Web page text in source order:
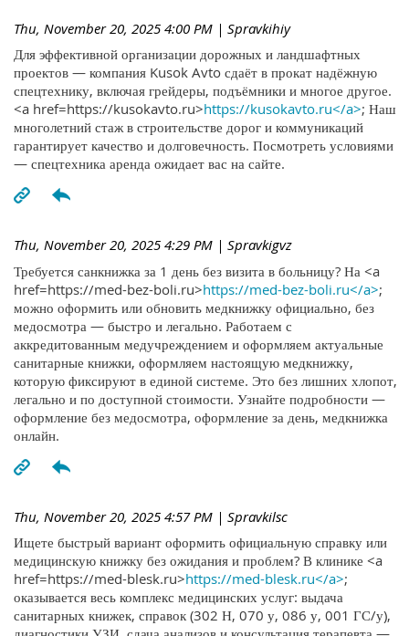
Thu, November 20, 2025 4:00 PM | Spravkihiy
Для эффективной организации дорожных и ландшафтных
проектов — компания Kusok Avto сдаёт в прокат надёжную
спецтехнику, включая грейдеры, подъёмники и многое другое.
<a href=https://kusokavto.ru>https://kusokavto.ru</a>; Наш
многолетний стаж в строительстве дорог и коммуникаций
гарантирует качество и долговечность. Посмотреть условиями
— спецтехника аренда ожидает вас на сайте.
Thu, November 20, 2025 4:29 PM | Spravkigvz
Требуется санкнижка за 1 день без визита в больницу? На <a
href=https://med-bez-boli.ru>https://med-bez-boli.ru</a>;
можно оформить или обновить медкнижку официально, без
медосмотра — быстро и легально. Работаем с
аккредитованным медучреждением и оформляем актуальные
санитарные книжки, оформляем настоящую медкнижку,
которую фиксируют в единой системе. Это без лишних хлопот,
легально и по доступной стоимости. Узнайте подробности —
оформление без медосмотра, оформление за день, медкнижка
онлайн.
Thu, November 20, 2025 4:57 PM | Spravkilsc
Ищете быстрый вариант оформить официальную справку или
медицинскую книжку без ожидания и проблем? В клинике <a
href=https://med-blesk.ru>https://med-blesk.ru</a>;
оказывается весь комплекс медицинских услуг: выдача
санитарных книжек, справок (302 Н, 070 у, 086 у, 001 ГС/у),